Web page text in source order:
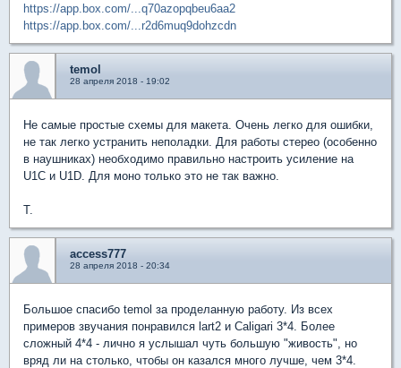
https://app.box.com/...q70azopqbeu6aa2
https://app.box.com/...r2d6muq9dohzcdn
temol
28 апреля 2018 - 19:02
Не самые простые схемы для макета. Очень легко для ошибки,
не так легко устранить неполадки. Для работы стерео (особенно
в наушниках) необходимо правильно настроить усиление на
U1C и U1D. Для моно только это не так важно.
T.
access777
28 апреля 2018 - 20:34
Большое спасибо temol за проделанную работу. Из всех
примеров звучания понравился lart2 и Caligari 3*4. Более
сложный 4*4 - лично я услышал чуть большую "живость", но
вряд ли на столько, чтобы он казался много лучше, чем 3*4.